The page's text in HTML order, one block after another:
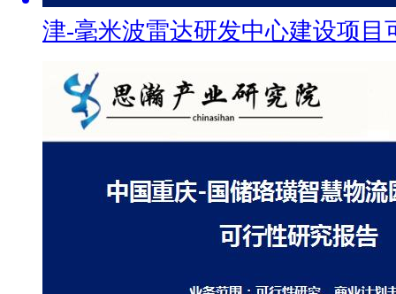
津-毫米波雷达研发中心建设项目